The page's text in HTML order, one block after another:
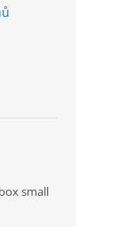
small